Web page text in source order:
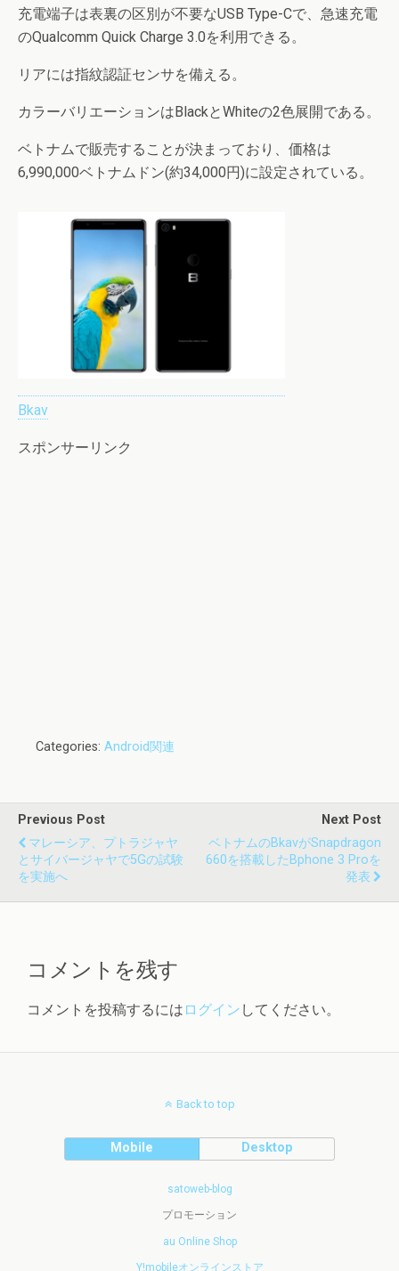
充電端子は表裏の区別が不要なUSB Type-Cで、急速充電
のQualcomm Quick Charge 3.0を利用できる。
リアには指紋認証センサを備える。
カラーバリエーションはBlackとWhiteの2色展開である。
ベトナムで販売することが決まっており、価格は
6,990,000ベトナムドン(約34,000円)に設定されている。
Bkav
スポンサーリンク
Categories: Android関連
Previous Post
マレーシア、プトラジャヤ
とサイバージャヤで5Gの試験
を実施へ
Next Post
ベトナムのBkavがSnapdragon
660を搭載したBphone 3 Proを
発表
コメントを残す
コメントを投稿するには ログイン してください。
Back to top
Mobile Desktop
satoweb-blog
プロモーション
au Online Shop
Y!mobileオンラインストア